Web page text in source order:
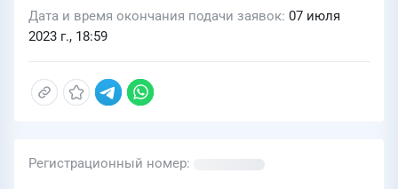
Дата и время окончания подачи заявок 07 июля
2023 г., 18:59
Регистрационный номер